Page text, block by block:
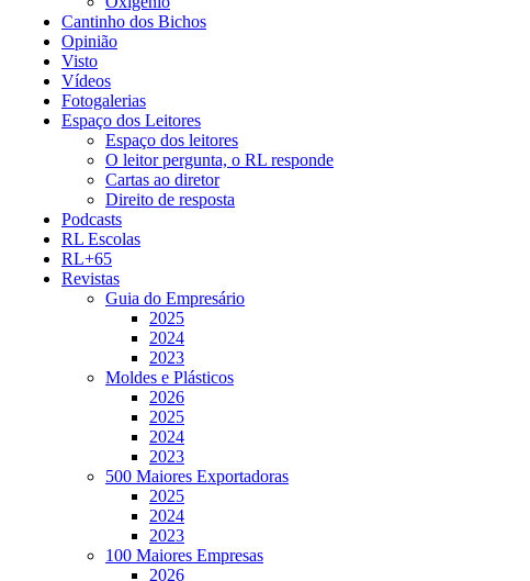
Cantinho dos Bichos
Opinião
Visto
Vídeos
Fotogalerias
Espaço dos Leitores
Espaço dos leitores
O leitor pergunta, o RL responde
Cartas ao diretor
Direito de resposta
Podcasts
RL Escolas
RL+65
Revistas
Guia do Empresário
2025
2024
2023
Moldes e Plásticos
2026
2025
2024
2023
500 Maiores Exportadoras
2025
2024
2023
100 Maiores Empresas
2026